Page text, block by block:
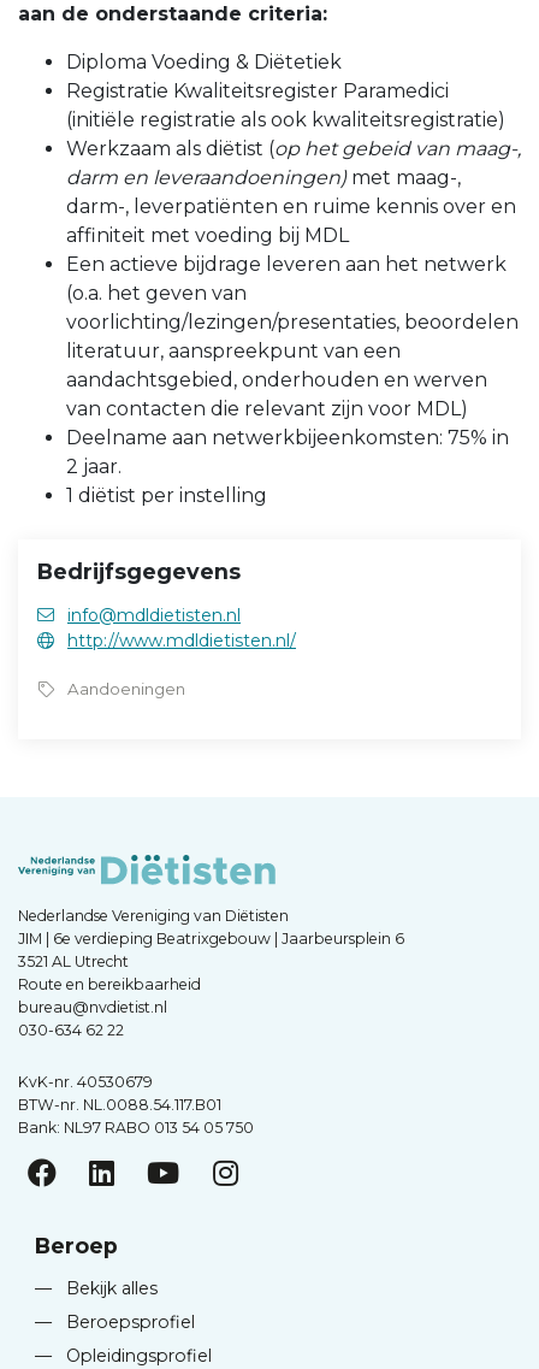
aan de onderstaande criteria:
Diploma Voeding & Diëtetiek
Registratie Kwaliteitsregister Paramedici
(initiële registratie als ook kwaliteitsregistratie)
Werkzaam als diëtist (op het gebeid van maag-,
darm en leveraandoeningen) met maag-,
darm-, leverpatiënten en ruime kennis over en
affiniteit met voeding bij MDL
Een actieve bijdrage leveren aan het netwerk
(o.a. het geven van
voorlichting/lezingen/presentaties, beoordelen
literatuur, aanspreekpunt van een
aandachtsgebied, onderhouden en werven
van contacten die relevant zijn voor MDL)
Deelname aan netwerkbijeenkomsten: 75% in
2 jaar.
1 diëtist per instelling
Bedrijfsgegevens
info@mdldietisten.nl
http://www.mdldietisten.nl/
Aandoeningen
Nederlandse Vereniging van Diëtisten
JIM | 6e verdieping Beatrixgebouw | Jaarbeursplein 6
3521 AL Utrecht
Route en bereikbaarheid
bureau@nvdietist.nl
030-634 62 22
KvK-nr. 40530679
BTW-nr. NL.0088.54.117.B01
Bank: NL97 RABO 013 54 05 750
Beroep
—
Bekijk alles
—
Beroepsprofiel
—
Opleidingsprofiel